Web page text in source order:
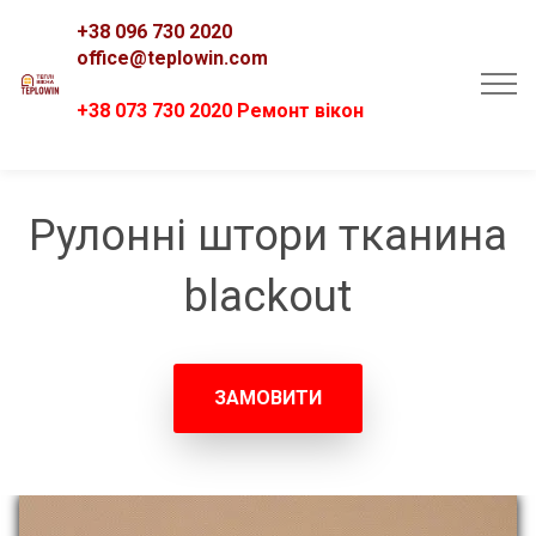
+38 096 730 2020
office@teplowin.com
+38 073 730 2020 Ремонт вікон
Рулонні штори тканина
blackout
ЗАМОВИТИ